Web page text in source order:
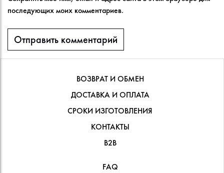
последующих моих комментариев.
ВОЗВРАТ И ОБМЕН
ДОСТАВКА И ОПЛАТА
СРОКИ ИЗГОТОВЛЕНИЯ
КОНТАКТЫ
В2В
FAQ